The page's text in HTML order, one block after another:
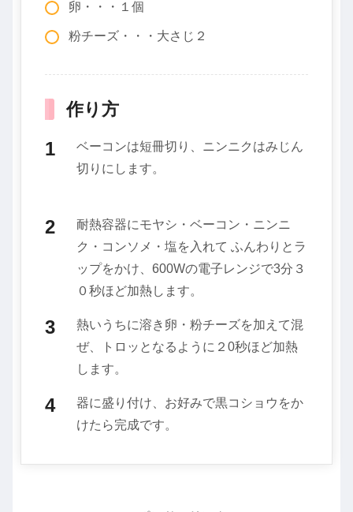
卵・・・１個
粉チーズ・・・大さじ２
作り方
ベーコンは短冊切り、ニンニクはみじん
切りにします。
耐熱容器にモヤシ・ベーコン・ニンニ
ク・コンソメ・塩を入れて ふんわりとラ
ップをかけ、600Wの電子レンジで3分３
０秒ほど加熱します。
熱いうちに溶き卵・粉チーズを加えて混
ぜ、トロッとなるように２0秒ほど加熱
します。
器に盛り付け、お好みで黒コショウをか
けたら完成です。